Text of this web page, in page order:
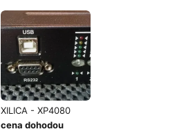
XILICA - XP4080
cena dohodou